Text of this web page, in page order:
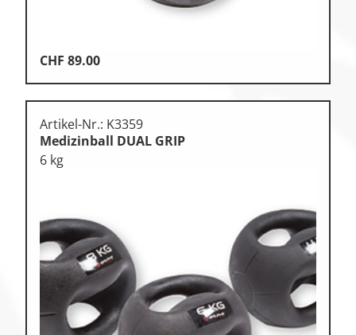
CHF 89.00
Artikel-Nr.: K3359
Medizinball DUAL GRIP
6 kg